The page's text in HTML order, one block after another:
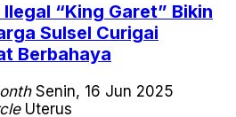
“King Garet” Bikin
Sulsel Curigai
Berbahaya
Senin, 16 Jun 2025
Uterus